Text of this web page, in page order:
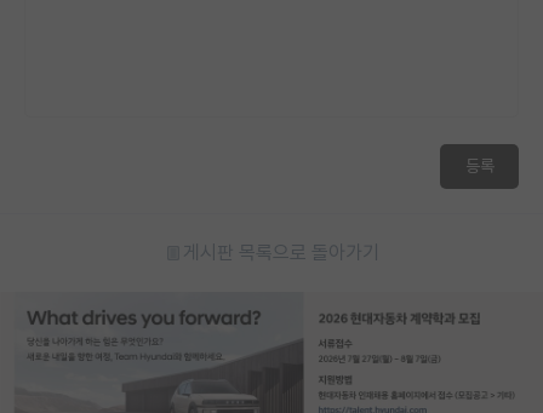
등록
게시판 목록으로 돌아가기